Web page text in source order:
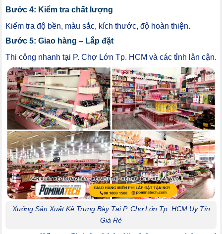
Bước 4: Kiểm tra chất lượng
Kiểm tra độ bền, màu sắc, kích thước, độ hoàn thiện.
Bước 5: Giao hàng – Lắp đặt
Thi công nhanh tại P. Chợ Lớn Tp. HCM và các tỉnh lân cận.
Xưởng Sản Xuất Kệ Trưng Bày Tại P. Chợ Lớn Tp. HCM Uy Tín
Giá Rẻ